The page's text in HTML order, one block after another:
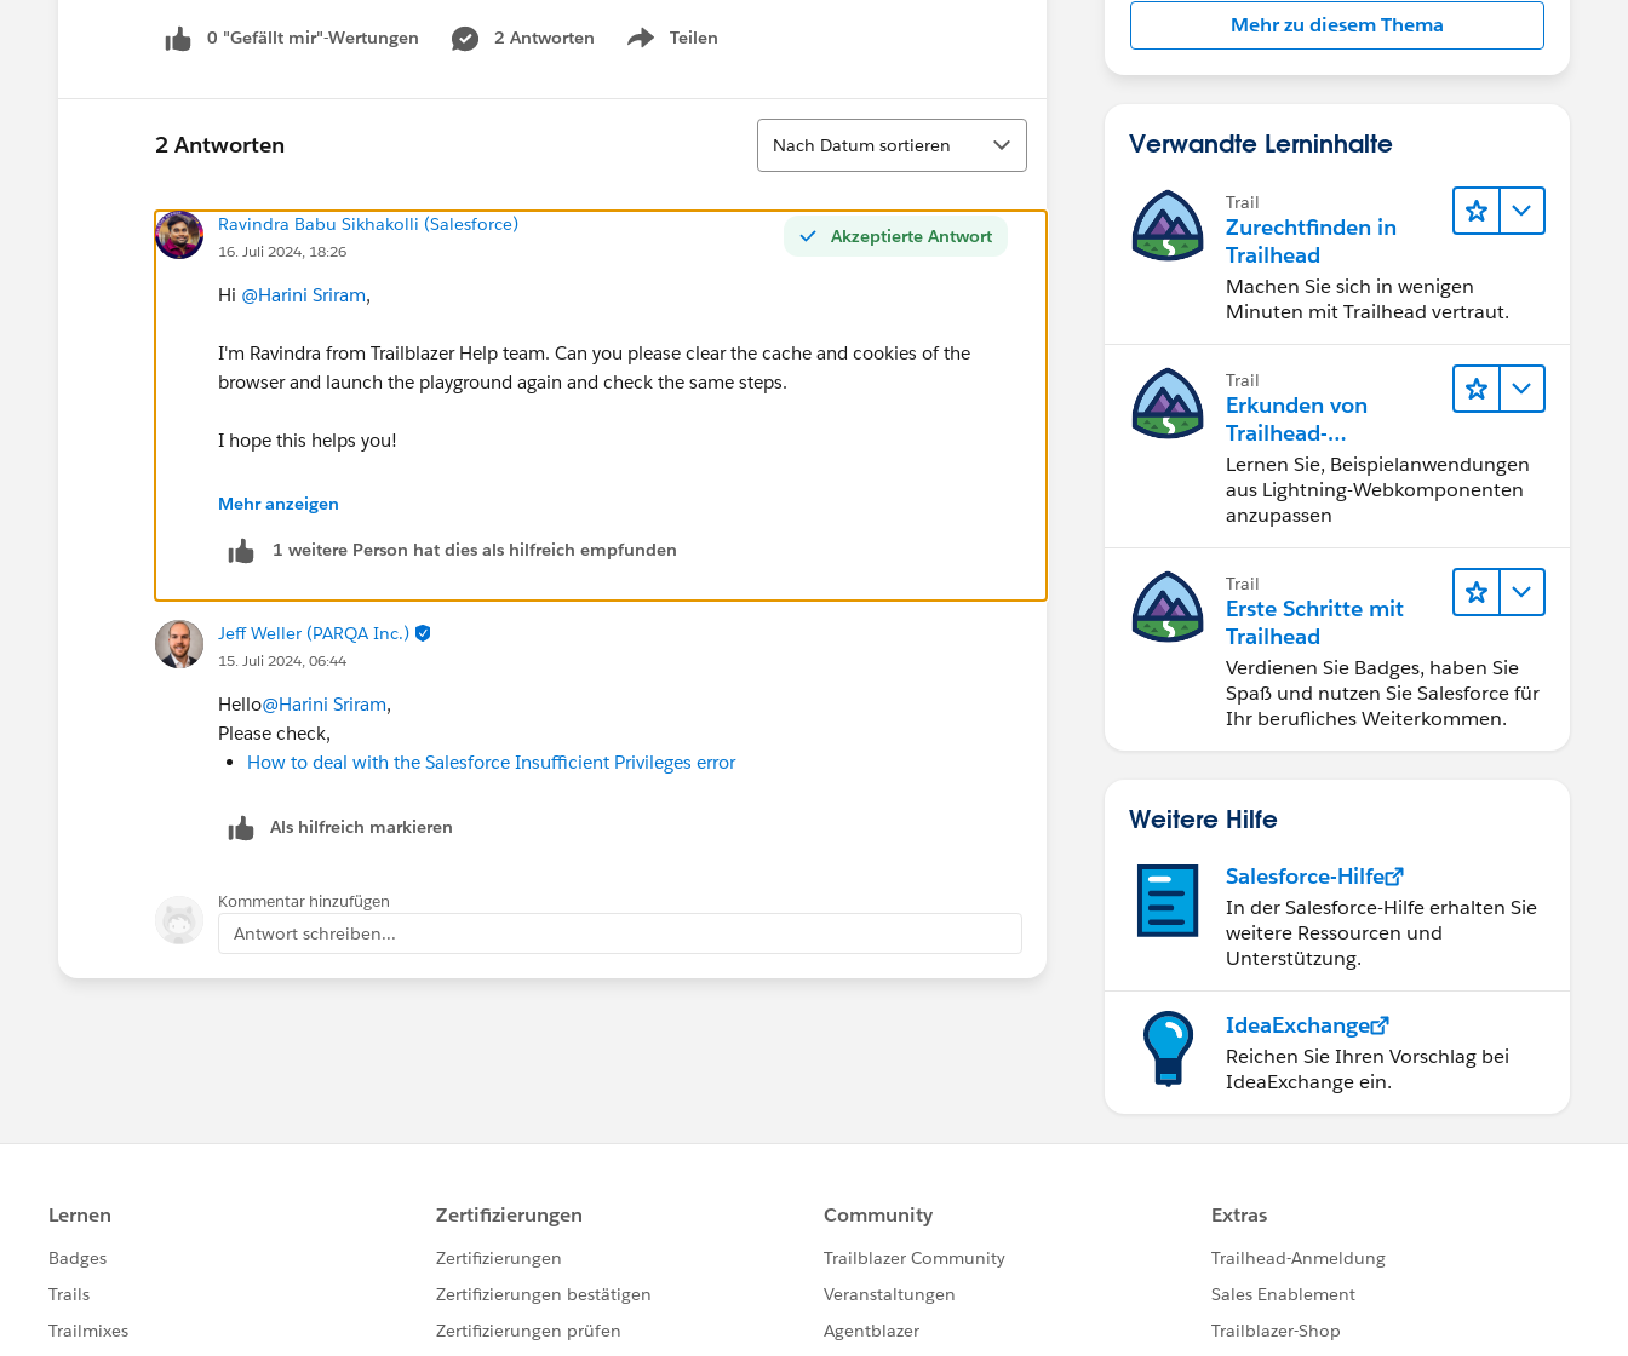
0 "Gefällt mir"-Wertungen 2 Antworten Teilen
Show menu
2 Antworten
Sortieren
Nach Datum sortieren
Akzeptierte Antwort
Ravindra Babu Sikhakolli (Salesforce)
16. Juli 2024, 18:26
Hi @Harini Sriram,
I'm Ravindra from Trailblazer Help team. Can you please clear the cache and cookies of the
browser and launch the playground again and check the same steps.
I hope this helps you!
Please feel free to mark my answer as best answer. So this solution can be helpful for other
Trailblazer Help
++CreateClosedTrailheadCase
Mehr anzeigen
1 weitere Person hat dies als hilfreich empfunden
Jeff Weller (PARQA Inc.)
15. Juli 2024, 06:44
Hello@Harini Sriram,
Please check,
How to deal with the Salesforce Insufficient Privileges error
Als hilfreich markieren
Kommentar hinzufügen
Antwort schreiben...
Mehr zu diesem Thema
Verwandte Lerninhalte
Trail
Zurechtfinden in
Trailhead
Machen Sie sich in wenigen
Minuten mit Trailhead vertraut.
Trail
Erkunden von
Trailhead-
Beispielanwendunge
n
Lernen Sie, Beispielanwendungen
aus Lightning-Webkomponenten
anzupassen
Trail
Erste Schritte mit
Trailhead
Verdienen Sie Badges, haben Sie
Spaß und nutzen Sie Salesforce für
Ihr berufliches Weiterkommen.
Weitere Hilfe
Salesforce-Hilfe
In der Salesforce-Hilfe erhalten Sie
weitere Ressourcen und
Unterstützung.
IdeaExchange
Reichen Sie Ihren Vorschlag bei
IdeaExchange ein.